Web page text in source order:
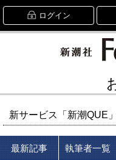
ログイン
新サービス「新潮QUE
最新記事 執筆者一覧